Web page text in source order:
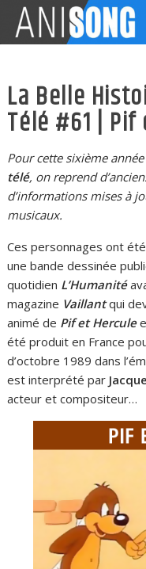
content
La Belle
Télé #61 |
Pour cette sixième
télé, on reprend
d’informations mises à
musicaux.
Ces personnages ont
une bande dessinée
quotidien L’Humanité
magazine Vaillantqui
animé de Pif et Hercule
été produit en France
d’octobre 1989 dans
est interprété par
acteur et compositeur…